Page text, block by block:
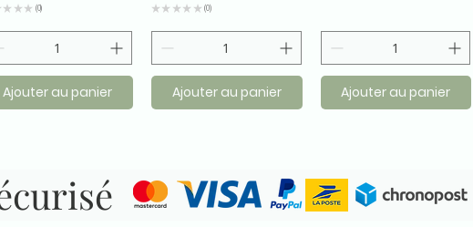
★ ★ ★ 0
0
Ajouter au panier
★ ★ ★ ★ ★ 0
0
Ajouter au panier Ajouter au panier
1 2 3 ... 17